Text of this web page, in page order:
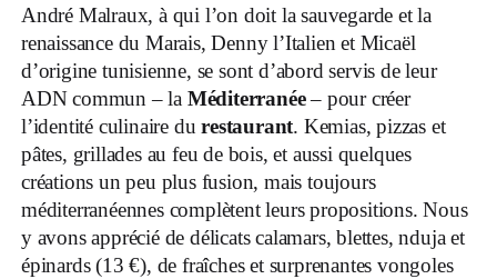
André Malraux, à qui l’on doit la sauvegarde et la
renaissance du Marais, Denny l’Italien et Micaël
d’origine tunisienne, se sont d’abord servis de leur
ADN commun – la Méditerranée– pour créer
l’identité culinaire durestaurant. Kemias, pizzas et
pâtes, grillades au feu de bois, et aussi quelques
créations un peu plus fusion, mais toujours
méditerranéennes complètent leurs propositions. Nous
y avons apprécié de délicats calamars, blettes, nduja et
épinards (13 €), de fraîches et surprenantes vongoles